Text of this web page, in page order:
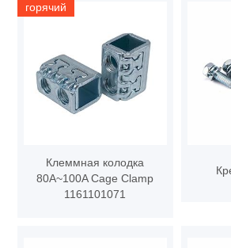
горячий
Клеммная колодка
80A~100A Cage Clamp
1161101071